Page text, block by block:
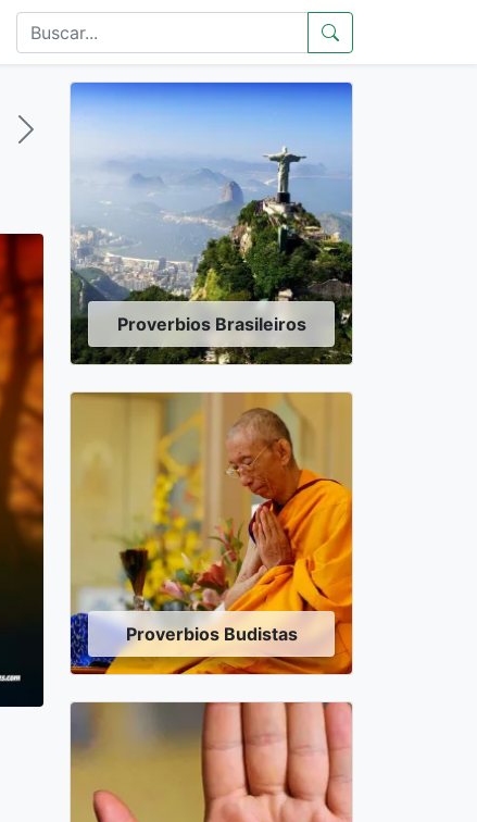
Proverbios Brasileiros
Proverbios Budistas